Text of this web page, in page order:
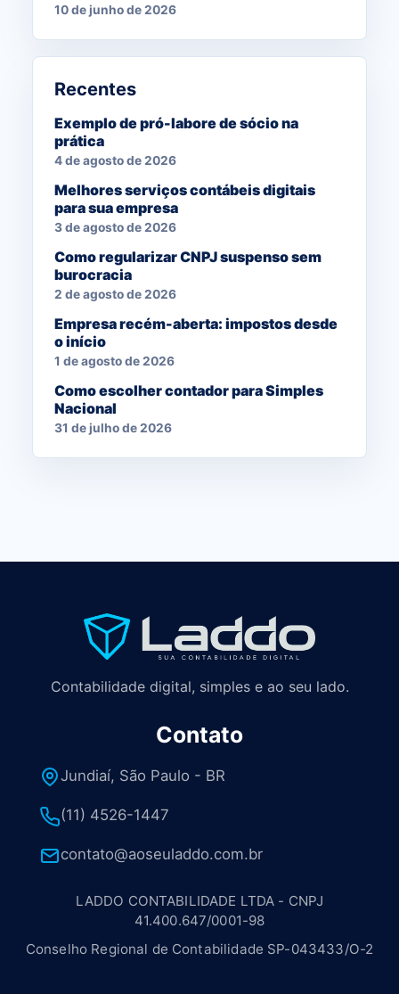
10 de junho de 2026
Recentes
Exemplo de pró-labore de sócio na
prática
4 de agosto de 2026
Melhores serviços contábeis digitais
para sua empresa
3 de agosto de 2026
Como regularizar CNPJ suspenso sem
burocracia
2 de agosto de 2026
Empresa recém-aberta: impostos desde
o início
1 de agosto de 2026
Como escolher contador para Simples
Nacional
31 de julho de 2026
Contabilidade digital, simples e ao seu lado.
Contato
Jundiaí, São Paulo - BR
(11) 4526-1447
contato@aoseuladdo.com.br
LADDO CONTABILIDADE LTDA - CNPJ
41.400.647/0001-98
Conselho Regional de Contabilidade SP-043433/O-2